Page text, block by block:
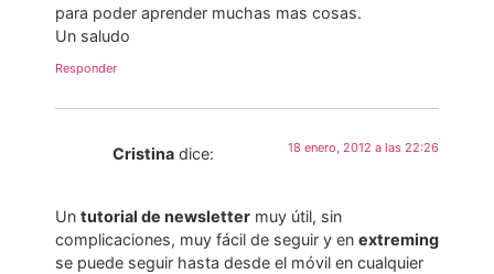
para poder aprender muchas mas cosas.
Un saludo
Responder
Cristina dice: 18 enero, 2012 a las 22:26
Un tutorial de newsletter muy útil, sin
complicaciones, muy fácil de seguir y en extreming
se puede seguir hasta desde el móvil en cualquier